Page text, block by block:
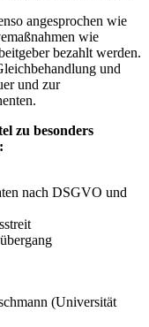
angesprochen wie
wie
bezahlt werden.
und
und zur
zu besonders
nach DSGVO und
(Universität